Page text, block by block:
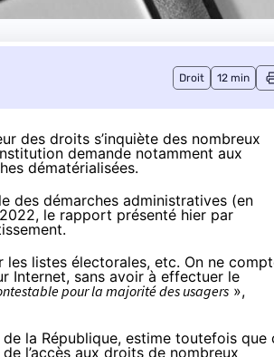
Droit 12 min
des droits s’inquiète des nombreux
demande notamment aux
dématérialisées.
des démarches administratives (en
le rapport présenté hier par
listes électorales, etc. On ne
Internet, sans avoir à effectuer le
pour la majorité des usagers »,
de la République, estime toutefois que
de l’accès aux droits de nombreux